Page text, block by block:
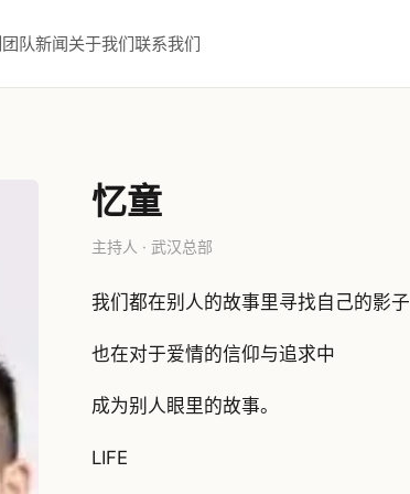
团队新闻关于我们联系我们
忆童
主持人 · 武汉总部
我们都在别人的故事里寻找自己的影子
也在对于爱情的信仰与追求中
成为别人眼里的故事。
LIFE